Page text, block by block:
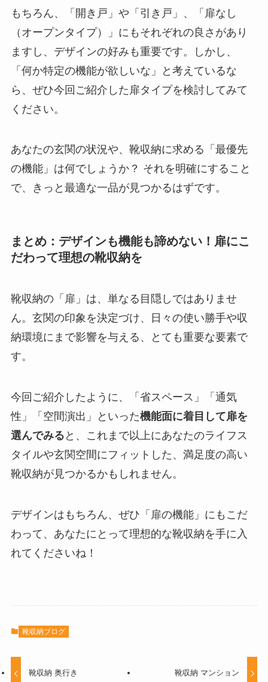
もちろん、「開き戸」や「引き戸」、「扉なし
（オープンタイプ）」にもそれぞれの良さがあり
ますし、デザインの好みも重要です。しかし、
「何か特定の機能が欲しいな」と考えているな
ら、ぜひ今回ご紹介した扉タイプを検討してみて
ください。
あなたの玄関の状況や、靴収納に求める「最優先
の機能」は何でしょうか？ それを明確にすること
で、きっと最適な一品が見つかるはずです。
まとめ：デザインも機能も諦めない！扉にこ
だわって理想の靴収納を
靴収納の「扉」は、単なる目隠しではありませ
ん。玄関の印象を決定づけ、日々の使い勝手や収
納環境にまで影響を与える、とても重要な要素で
す。
今回ご紹介したように、「省スペース」「通気
性」「空間演出」といった機能面に着目して扉を
選んでみる と、これまで以上にあなたのライフス
タイルや玄関空間にフィットした、満足度の高い
靴収納が見つかるかもしれません。
デザインはもちろん、ぜひ「扉の機能」にもこだ
わって、あなたにとって理想的な靴収納を手に入
れてくださいね！
靴収納ブログ
靴収納 奥行き 靴収納 マンション